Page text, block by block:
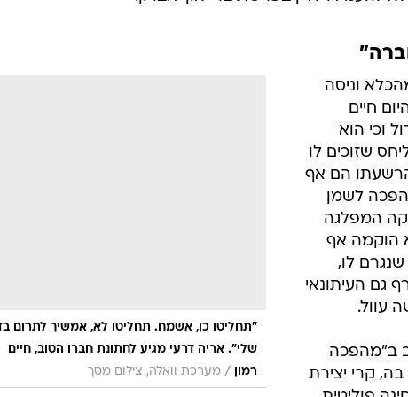
"תחליטו כן, אשמח. תחליטו לא, אמשיך לתרום
שלי". אריה דרעי מגיע לחתונת חברו הטוב, חיים
רמון
/ מערכת וואלה, צילום מסך
מהכלא וניסה
חיים
וכי הוא
שזוכים לו
הם אף
לשמן
1999, בהן זינקה המפלגה
הוקמה אף
לו,
גם העיתונאי
עוול.
ב"מהפכה
קרי יצירת